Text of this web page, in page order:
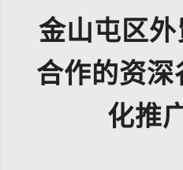
金山屯区
合作的资
化推